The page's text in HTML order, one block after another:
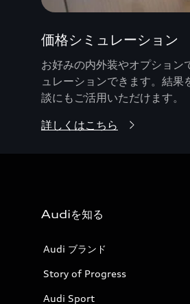
価格シミュレーション
お好みの内外装やオプション
ュレーションできます。結
談にもご活用いただけます。
詳しくはこちら
Audiを知る
Audi ブランド
Story of Progress
Audi Sport